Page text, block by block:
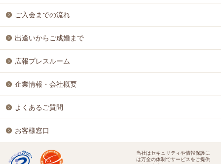
ご入会までの流れ
出逢いからご成婚まで
広報プレスルーム
企業情報・会社概要
よくあるご質問
お客様窓口
当社はセキュリティや情報保護に
は万全の体制でサービスをご提供